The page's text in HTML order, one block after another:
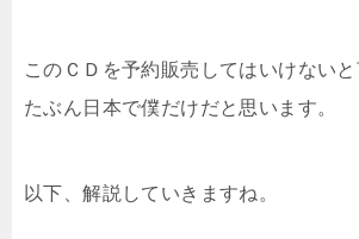
このＣＤを予約販売してはいけないと
たぶん日本で僕だけだと思います。
以下、解説していきますね。